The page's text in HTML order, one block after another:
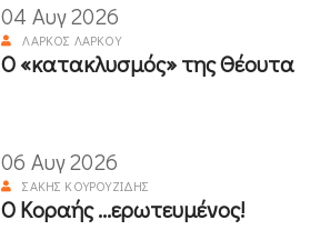
04 Αυγ 2026
ΛΆΡΚΟΣ ΛΆΡΚΟΥ
Ο «κατακλυσμός» της Θέουτα
06 Αυγ 2026
ΣΆΚΗΣ ΚΟΥΡΟΥΖΊΔΗΣ
Ο Κοραής ...ερωτευμένος!